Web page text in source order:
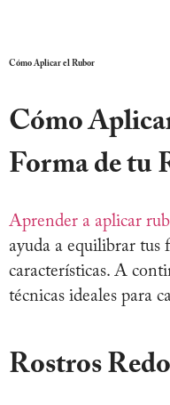
Cómo Aplicar el Rubor
Cómo
Forma de tu
Aprender a aplicar
ayuda a equilibrar tus
características. A
técnicas ideales para
Rostros